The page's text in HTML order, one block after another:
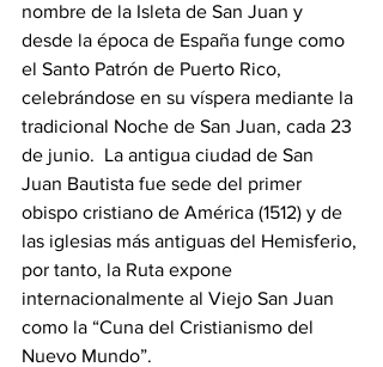
nombre de la Isleta de San Juan y
desde la época de España funge como
el Santo Patrón de Puerto Rico,
celebrándose en su víspera mediante la
tradicional Noche de San Juan, cada 23
de junio.  La antigua ciudad de San
Juan Bautista fue sede del primer
obispo cristiano de América (1512) y de
las iglesias más antiguas del Hemisferio,
por tanto, la Ruta expone
internacionalmente al Viejo San Juan
como la “Cuna del Cristianismo del
Nuevo Mundo”.